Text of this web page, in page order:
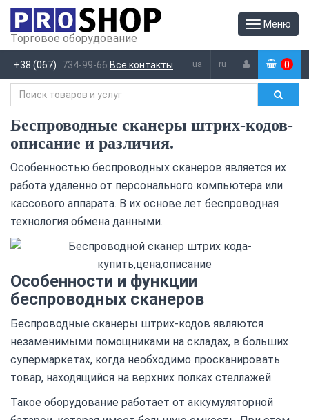
Меню
Торговое оборудование
+38 (067) 734-99-66 Все контакты ua ru (0 )
Беспроводные сканеры штрих-кодов-
описание и различия.
Особенностью беспроводных сканеров является их
работа удаленно от персонального компьютера или
кассового аппарата. В их основе лет беспроводная
технология обмена данными.
Особенности и функции
беспроводных сканеров
Беспроводные сканеры штрих-кодов являются
незаменимыми помощниками на складах, в больших
супермаркетах, когда необходимо просканировать
товар, находящийся на верхних полках стеллажей.
Такое оборудование работает от аккумуляторной